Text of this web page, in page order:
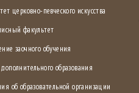
церковно-певческого искусства
факультет
заочного обучения
образования
об образовательной организации